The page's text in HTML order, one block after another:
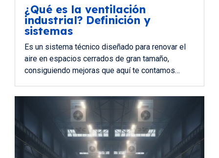
¿Qué es la ventilación
industrial? Definición y
sistemas
Es un sistema técnico diseñado para renovar el
aire en espacios cerrados de gran tamaño,
consiguiendo mejoras que aquí te contamos…